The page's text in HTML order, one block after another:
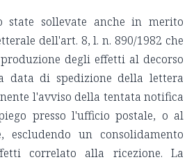
state sollevate anche in merito
dell'art. 8, l. n. 890/1982 che
degli effetti al decorso
data di spedizione della lettera
l'avviso della tentata notifica
presso l'ufficio postale, o al
un consolidamento
correlato alla ricezione. La